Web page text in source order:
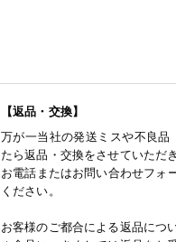
【返品・交換】
万が一当社の発送ミスや不良
たら返品・交換をさせていただ
お電話またはお問い合わせフォ
ください。
お客様のご都合による返品につ